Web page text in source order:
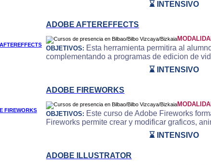
⌛ INTENSIVO
ADOBE AFTEREFFECTS
OBJETIVOS: Esta herramienta permitira al
complementando a programas de edicion de
⌛ INTENSIVO
ADOBE FIREWORKS
OBJETIVOS: Este curso de Adobe Fireworks
Fireworks permite crear y modificar graficos,
⌛ INTENSIVO
ADOBE ILLUSTRATOR